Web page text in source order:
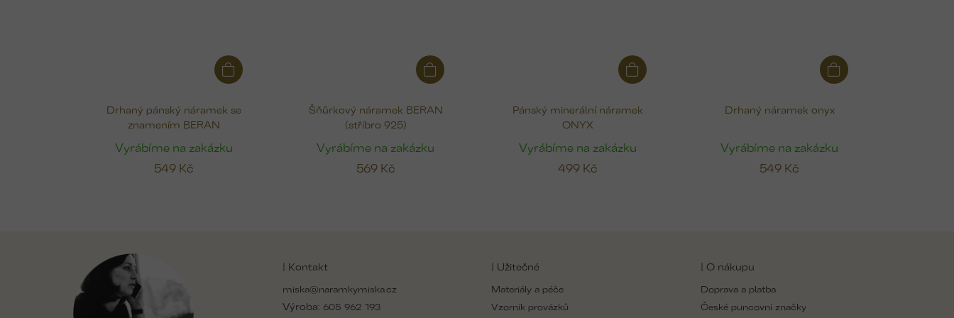
Drhaný pánský náramek se
znamením BERAN
Vyrábíme na zakázku
549 Kč
Šňůrkový náramek BERAN
(stříbro 925)
Vyrábíme na zakázku
569 Kč
Pánský minerální náramek
ONYX
Vyrábíme na zakázku
499 Kč
Drhaný náramek onyx
Vyrábíme na zakázku
549 Kč
| Kontakt
miska@naramkymiska.cz
Výroba: 605 962 193
| Užitečné
Materiály a péče
Vzorník provázků
| O nákupu
Doprava a platba
České puncovní značky